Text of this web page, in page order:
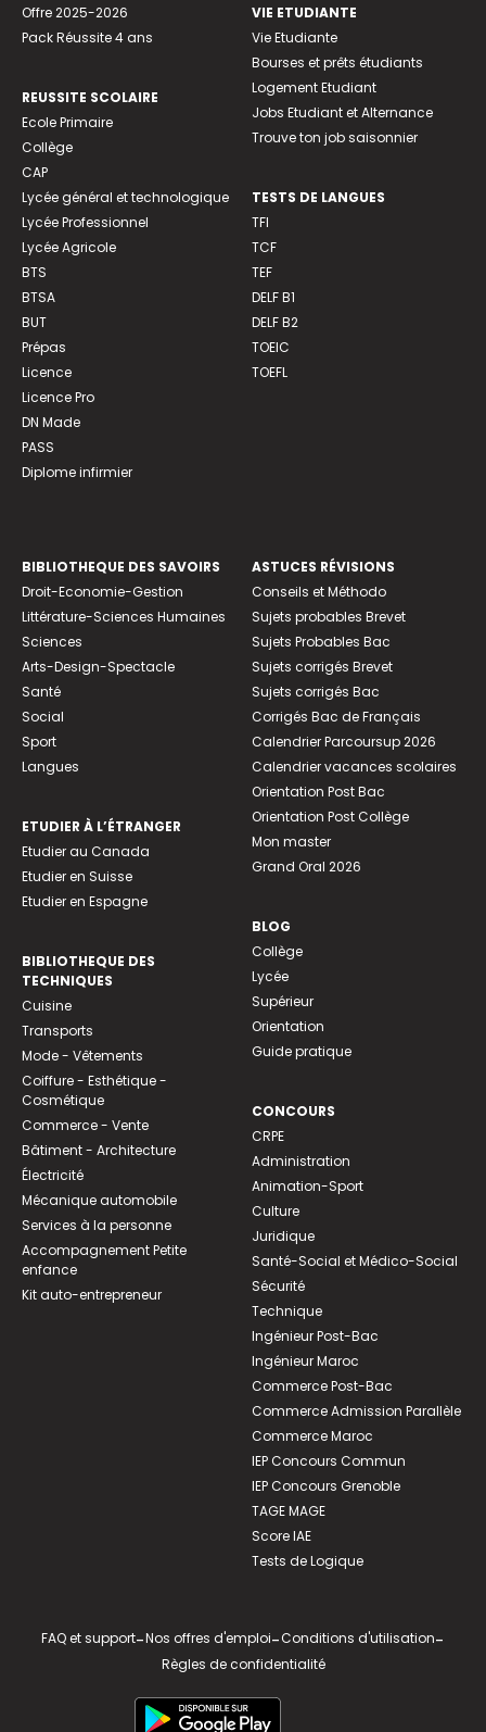
Offre 2025-2026
Pack Réussite 4 ans
REUSSITE SCOLAIRE
Ecole Primaire
Collège
CAP
Lycée général et technologique
Lycée Professionnel
Lycée Agricole
BTS
BTSA
BUT
Prépas
Licence
Licence Pro
DN Made
PASS
Diplome infirmier
VIE ETUDIANTE
Vie Etudiante
Bourses et prêts étudiants
Logement Etudiant
Jobs Etudiant et Alternance
Trouve ton job saisonnier
TESTS DE LANGUES
TFI
TCF
TEF
DELF B1
DELF B2
TOEIC
TOEFL
BIBLIOTHEQUE DES SAVOIRS
Droit-Economie-Gestion
Littérature-Sciences Humaines
Sciences
Arts-Design-Spectacle
Santé
Social
Sport
Langues
ETUDIER À L’ÉTRANGER
Etudier au Canada
Etudier en Suisse
Etudier en Espagne
BIBLIOTHEQUE DES
TECHNIQUES
Cuisine
Transports
Mode - Vêtements
Coiffure - Esthétique -
Cosmétique
Commerce - Vente
Bâtiment - Architecture
Électricité
Mécanique automobile
Services à la personne
Accompagnement Petite
enfance
Kit auto-entrepreneur
ASTUCES RÉVISIONS
Conseils et Méthodo
Sujets probables Brevet
Sujets Probables Bac
Sujets corrigés Brevet
Sujets corrigés Bac
Corrigés Bac de Français
Calendrier Parcoursup 2026
Calendrier vacances scolaires
Orientation Post Bac
Orientation Post Collège
Mon master
Grand Oral 2026
BLOG
Collège
Lycée
Supérieur
Orientation
Guide pratique
CONCOURS
CRPE
Administration
Animation-Sport
Culture
Juridique
Santé-Social et Médico-Social
Sécurité
Technique
Ingénieur Post-Bac
Ingénieur Maroc
Commerce Post-Bac
Commerce Admission Parallèle
Commerce Maroc
IEP Concours Commun
IEP Concours Grenoble
TAGE MAGE
Score IAE
Tests de Logique
FAQ et support-Nos offres d'emploi-Conditions d'utilisation-
Règles de confidentialité